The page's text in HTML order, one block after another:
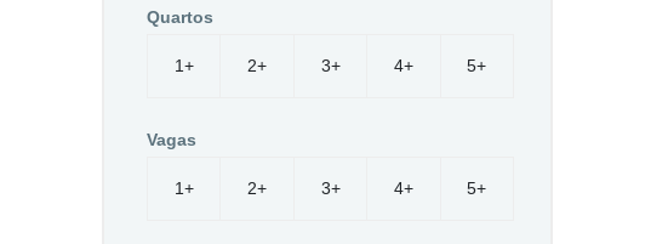
Quartos
1+ 2+ 3+ 4+ 5+
Vagas
1+ 2+ 3+ 4+ 5+